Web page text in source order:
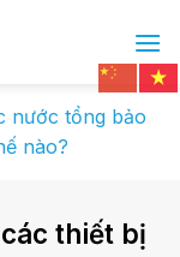
nước tổng bảo
nào?
thiết bị